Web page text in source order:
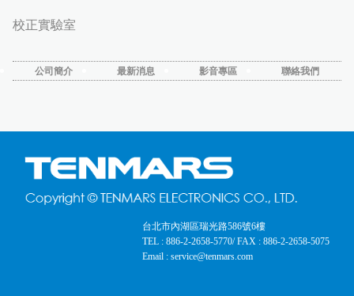
校正實驗室
公司簡介 最新消息 影音專區 聯絡我們
台北市內湖區瑞光路586號6樓
TEL : 886-2-2658-5770/ FAX : 886-2-2658-5075
Email : service@tenmars.com